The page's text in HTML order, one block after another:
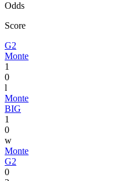
Odds
Score
G2
Monte
1
0
l
Monte
BIG
1
0
w
Monte
G2
0